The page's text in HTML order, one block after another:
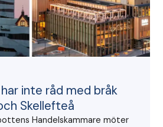
inte råd med bråk
Skellefteå
Handelskammare möter